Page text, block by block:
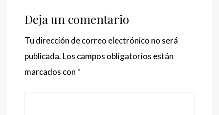
Deja un comentario
Tu dirección de correo electrónico no será
publicada. Los campos obligatorios están
marcados con *